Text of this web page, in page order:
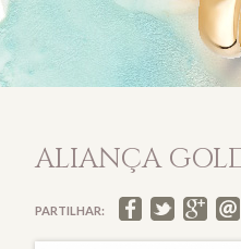
ALIANÇA
PARTILHAR: